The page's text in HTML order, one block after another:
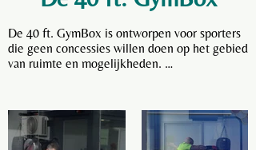
De 40 ft. GymBox is ontworpen voor sporters
die geen concessies willen doen op het gebied
van ruimte en mogelijkheden.
gymcontainer worden ingericht met een
uitgebreide selectie aan fitnesstoestellen, van
cardio-apparatuur tot krachttraining.